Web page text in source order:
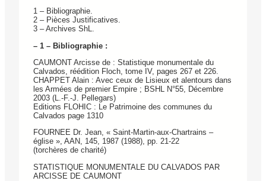
1 – Bibliographie.
2 – Pièces Justificatives.
3 – Archives ShL.
– 1 – Bibliographie :
CAUMONT Arcisse de : Statistique monumentale du
Calvados, réédition Floch, tome IV, pages 267 et 226.
CHAPPET Alain : Avec ceux de Lisieux et alentours dans
les Armées de premier Empire ; BSHL N°55, Décembre
2003 (L.-F.-J. Pellegars)
Editions FLOHIC : Le Patrimoine des communes du
Calvados page 1310
FOURNEE Dr. Jean, « Saint-Martin-aux-Chartrains –
église », AAN, 145, 1987 (1988), pp. 21-22
(torchères de charité)
STATISTIQUE MONUMENTALE DU CALVADOS PAR
ARCISSE DE CAUMONT